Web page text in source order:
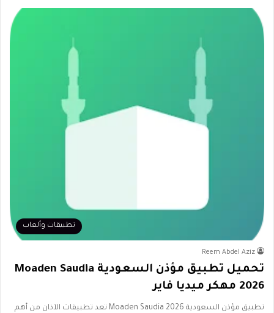
تطبيقات وألعاب
Reem Abdel Aziz
تحميل تطبيق مؤذن السعودية Moaden Saudia
2026 مهكر ميديا فاير
تطبيق مؤذن السعودية Moaden Saudia 2026 تعد تطبيقات الآذان من أهم